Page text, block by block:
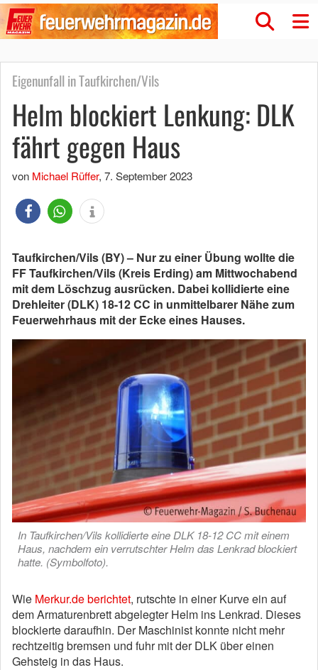
Eigenunfall in Taufkirchen/Vils
Helm blockiert Lenkung: DLK
fährt gegen Haus
von Michael Rüffer, 7. September 2023
Taufkirchen/Vils (BY) – Nur zu einer Übung wollte die
FF Taufkirchen/Vils (Kreis Erding) am Mittwochabend
mit dem Löschzug ausrücken. Dabei kollidierte eine
Drehleiter (DLK) 18-12 CC in unmittelbarer Nähe zum
Feuerwehrhaus mit der Ecke eines Hauses.
In Taufkirchen/Vils kollidierte eine DLK 18-12 CC mit einem
Haus, nachdem ein verrutschter Helm das Lenkrad blockiert
hatte. (Symbolfoto).
Wie Merkur.de berichtet, rutschte in einer Kurve ein auf
dem Armaturenbrett abgelegter Helm ins Lenkrad. Dieses
blockierte daraufhin. Der Maschinist konnte nicht mehr
rechtzeitig bremsen und fuhr mit der DLK über einen
Gehsteig in das Haus.